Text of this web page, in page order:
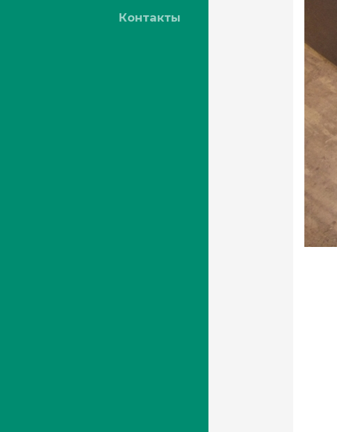
Контакты